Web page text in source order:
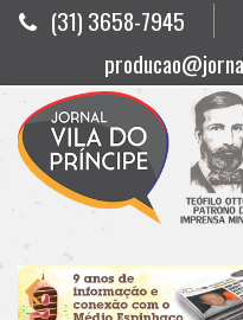
(31) 3658-7945